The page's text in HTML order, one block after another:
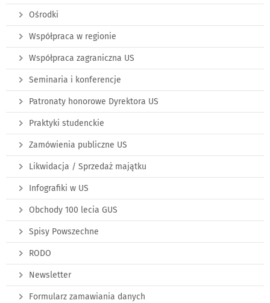
Ośrodki
Współpraca w regionie
Współpraca zagraniczna US
Seminaria i konferencje
Patronaty honorowe Dyrektora US
Praktyki studenckie
Zamówienia publiczne US
Likwidacja / Sprzedaż majątku
Infografiki w US
Obchody 100 lecia GUS
Spisy Powszechne
RODO
Newsletter
Formularz zamawiania danych